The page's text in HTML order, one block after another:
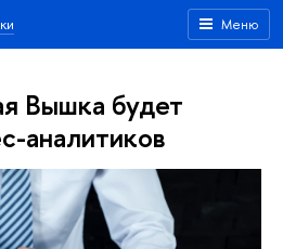
Меню
Вышка будет
аналитиков